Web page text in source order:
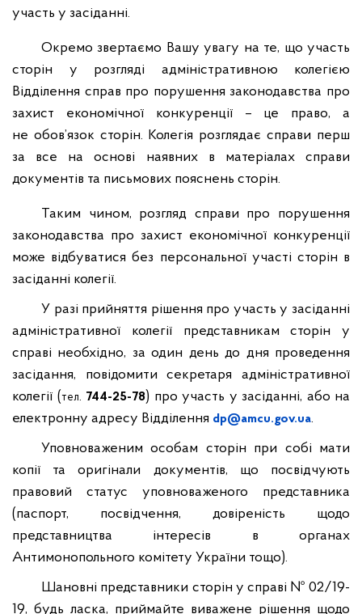
участь у засіданні.
Окремо звертаємо Вашу увагу на те, що участь
сторін у розгляді адміністративною колегією
Відділення справ про порушення законодавства про
захист економічної конкуренції – це право, а
не обов’язок сторін. Колегія розглядає справи перш
за все на основі наявних в матеріалах справи
документів та письмових пояснень сторін.
Таким чином, розгляд справи про порушення
законодавства про захист економічної конкуренції
може відбуватися без персональної участі сторін в
засіданні колегії.
У разі прийняття рішення про участь у засіданні
адміністративної колегії представникам сторін у
справі необхідно, за один день до дня проведення
засідання, повідомити секретаря адміністративної
колегії (тел. 744-25-78) про участь у засіданні, або на
електронну адресу Відділення dp@amcu.gov.ua.
Уповноваженим особам сторін при собі мати
копії та оригінали документів, що посвідчують
правовий статус уповноваженого представника
(паспорт, посвідчення, довіреність щодо
представництва інтересів в органах
Антимонопольного комітету України тощо).
Шановні представники сторін у справі № 02/19-
19, будь ласка, приймайте виважене рішення щодо